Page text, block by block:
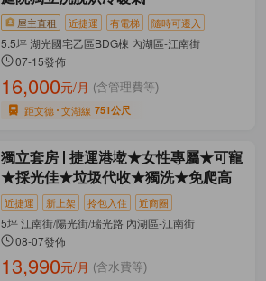
屋主直租 近捷運 有電梯 隨時可遷入
5.5坪 湖光國宅乙區BDG棟 內湖區-江南街
07-15發佈
16,000元/月 (含管理費等)
距文德 文湖線 751公尺
獨立套房
捷運港墘★女性專屬★可寵
★採光佳★垃圾代收★獨洗★免爬高
近捷運 新上架 拎包入住 近商圈
5坪 江南街/陽光街/瑞光路 內湖區-江南街
08-07發佈
13,990元/月 (含水費等)